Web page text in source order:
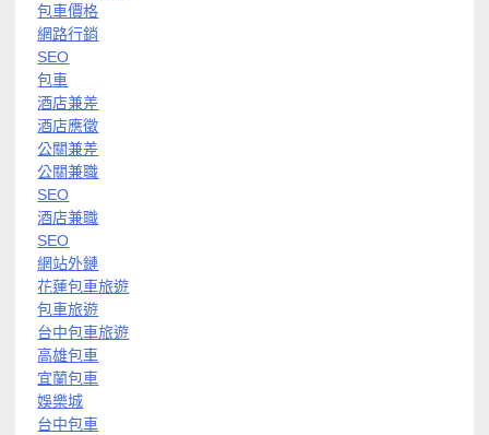
包車價格
網路行銷
SEO
包車
酒店兼差
酒店應徵
公關兼差
公關兼職
SEO
酒店兼職
SEO
網站外鏈
花蓮包車旅遊
包車旅遊
台中包車旅遊
高雄包車
宜蘭包車
娛樂城
台中包車